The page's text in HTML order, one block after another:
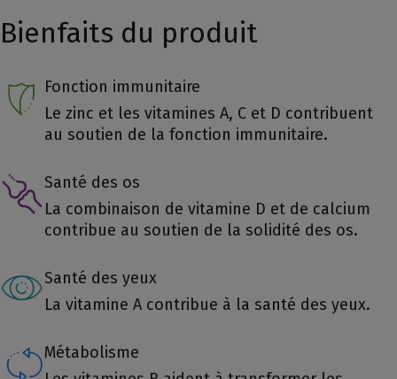
Bienfaits du produit
Fonction immunitaire
Le zinc et les vitamines A, C et D contribuent
au soutien de la fonction immunitaire.
Santé des os
La combinaison de vitamine D et de calcium
contribue au soutien de la solidité des os.
Santé des yeux
La vitamine A contribue à la santé des yeux.
Métabolisme